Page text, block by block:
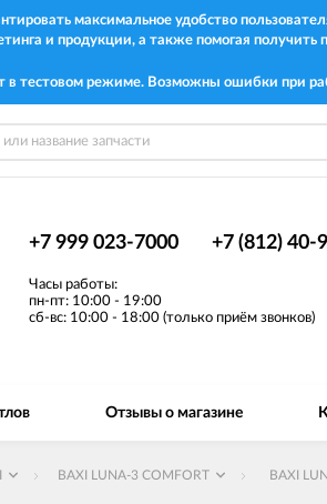
максимальное удобство
и продукции, а также помогая
в тестовом режиме. Возможны ошибки при
+7 999 023-7000 +7 (812) 40-
Часы работы:
пн-пт: 10:00 - 19:00
сб-вс: 10:00 - 18:00 (только приём звонков)
Отзывы о магазине
BAXI LUNA-3 COMFORT BAXI